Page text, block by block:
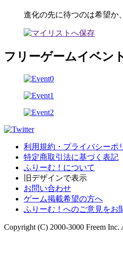
進化の先に待つのは希望か
フリーゲームイベン
利用規約・プライバシーポ
特定商取引法に基づく表記
ふりーむ！について
旧デザインで表示
お問い合わせ
ゲーム掲載希望の方へ
ふりーむ！へのご意見をお
Copyright (C) 2000-3000 Freem Inc.